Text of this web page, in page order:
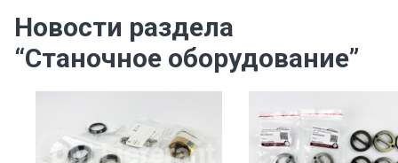
Новости раздела
“Станочное оборудование”